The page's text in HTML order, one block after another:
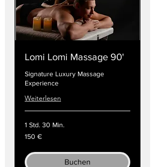
Lomi Lomi Massage 90'
Signature Luxury Massage
Experience
Weiterlesen
1 Std. 30 Min.
150
Euro
150 €
Buchen